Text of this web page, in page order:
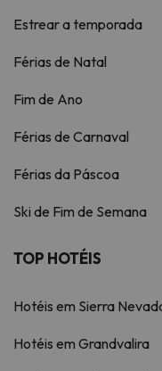
Estrear a temporada
Férias de Natal
Fim de Ano
Férias de Carnaval
Férias da Páscoa
Ski de Fim de Semana
TOP HOTÉIS
Hotéis em Sierra
Hotéis em Grandvalira